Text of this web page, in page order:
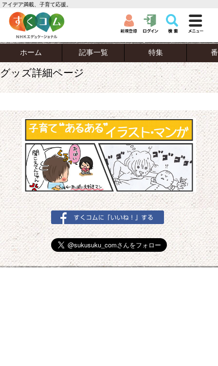
アイデア満載、子育て応援。
ホーム 記事一覧 特集
グッズ詳細ページ